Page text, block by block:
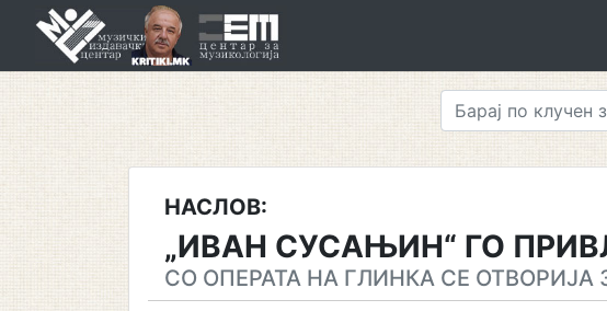
НАСЛОВ:
„ИВАН СУСАЊИН“ ГО
СО ОПЕРАТА НА ГЛИНКА СЕ ОТВОРИЈА